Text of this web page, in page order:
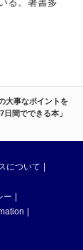
大事なポイントを
間でできる本」
る。著書多
について
ー